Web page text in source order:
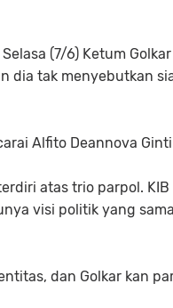
(7/6) Ketum
dia tak menyebutkan
Alfito Deannova
atas trio parpol.
visi politik yang
dan Golkar kan